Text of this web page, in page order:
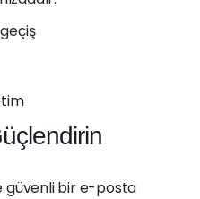
güvenli bir e-posta